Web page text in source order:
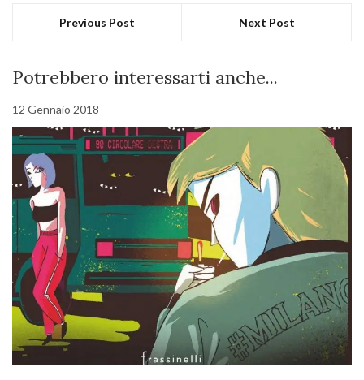
Previous Post Next Post
Potrebbero interessarti anche...
12 Gennaio 2018